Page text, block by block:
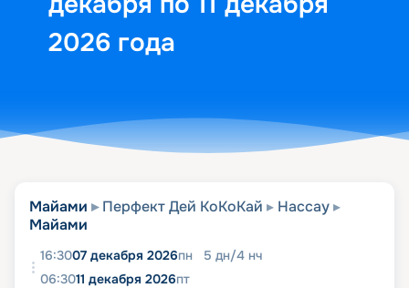
2026 года
Майами Перфект Дей КоКоКай
Нассау
Майами
16:3007 декабря 2026пн 5 дн/4 нч
06:3011 декабря 2026пт